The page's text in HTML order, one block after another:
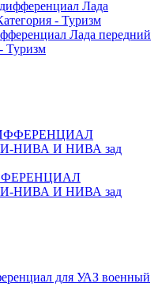
Лада передний
Туризм
НИВА И НИВА зад